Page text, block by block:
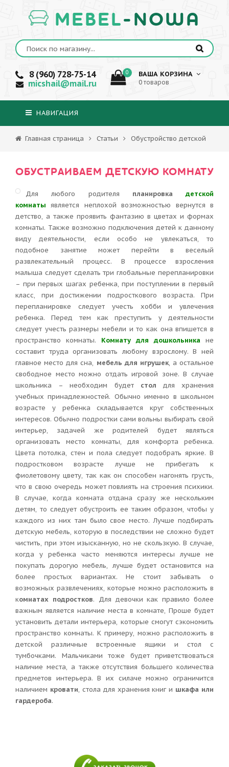
MEBEL-NOWA
8 (960) 728-75-14
micshail@mail.ru
0 ВАША КОРЗИНА
0 товаров
НАВИГАЦИЯ
Главная страница Статьи Обустройство детской
ОБУСТРАИВАЕМ ДЕТСКУЮ КОМНАТУ
Для любого родителя планировкадетской
комнаты является неплохой возможностью вернутся в
детство, а также проявить фантазию в цветах и формах
комнаты. Также возможно подключения детей к данному
виду деятельности, если особо не увлекаться, то
подобное занятие может перейти в веселый
развлекательный процесс. В процессе взросления
малыша следует сделать три глобальные перепланировки
– при первых шагах ребенка, при поступлении в первый
класс, при достижении подросткового возраста. При
перепланировке следует учесть хобби и увлечения
ребенка. Перед тем как преступить у деятельности
следует учесть размеры мебели и то как она впишется в
пространство комнаты. Комнату для дошкольника не
составит труда организовать любому взрослому. В ней
главное место для сна, мебель для игрушек, а остальное
свободное место можно отдать игровой зоне. В случае
школьника – необходим будет стол для хранения
учебных принадлежностей. Обычно именно в школьном
возрасте у ребенка складывается круг собственных
интересов. Обычно подростки сами вольны выбирать свой
интерьер, задачей же родителей будет являться
организовать место комнаты, для комфорта ребенка.
Цвета потолка, стен и пола следует подобрать яркие. В
подростковом возрасте лучше не прибегать к
фиолетовому цвету, так как он способен нагонять грусть,
что в свою очередь может повлиять на строения психики.
В случае, когда комната отдана сразу же нескольким
детям, то следует обустроить ее таким образом, чтобы у
каждого из них там было свое место. Лучше подбирать
детскую мебель, которую в последствии не сложно будет
чистить, при этом изысканную, но не скользкую. В случае,
когда у ребенка часто меняются интересы лучше не
покупать дорогую мебель, лучше будет остановится на
более простых вариантах. Не стоит забывать о
возможных развлечениях, которые можно расположить в
комнатах подростков. Для девочки как правило более
важным является наличие места в комнате, Проше будет
установить детали интерьера, которые смогут сэкономить
пространство комнаты. К примеру, можно расположить в
детской различные встроенные ящики и стол с
тумбочками. Мальчиками тоже будет приветствоваться
наличие места, а также отсутствия большего количества
предметов интерьера. В их силаче можно ограничится
наличием кровати, стола для хранения книг и шкафа или
гардероба.